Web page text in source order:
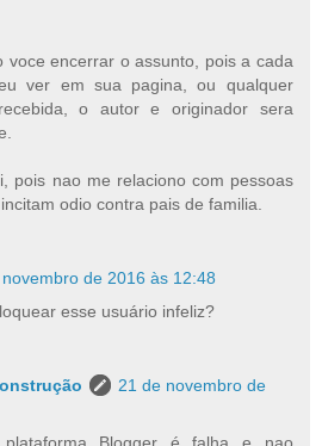
voce encerrar o assunto, pois a cada
ver em sua pagina, ou qualquer
o autor e originador sera
pois nao me relaciono com pessoas
odio contra pais de familia.
de 2016 às 12:48
esse usuário infeliz?
21 de novembro de
plataforma Blogger é falha e nao